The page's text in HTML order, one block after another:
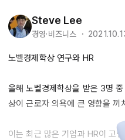
Steve Lee
경영·비즈니스 ・
노벨경제학상 연구와 HR
올해 노벨경제학상을 받은 3명
상이 근로자 의욕에 큰 영향을 끼
이는 최근 많은 기업과 HR이 고